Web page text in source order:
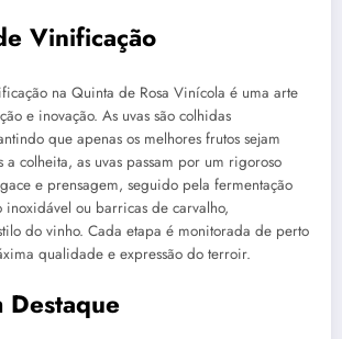
Vinificação
na Quinta de Rosa Vinícola é uma arte
e inovação. As uvas são colhidas
que apenas os melhores frutos sejam
a colheita, as uvas passam por um rigoroso
e prensagem, seguido pela fermentação
inoxidável ou barricas de carvalho,
do vinho. Cada etapa é monitorada de perto
qualidade e expressão do terroir.
Destaque